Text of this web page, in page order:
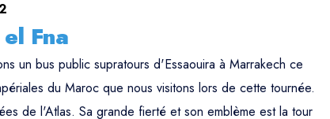
Fna
un bus public supratours d'Essaouira à Marrakech ce
du Maroc que nous visitons lors de cette tournée.
de l'Atlas. Sa grande fierté et son emblème est la tour